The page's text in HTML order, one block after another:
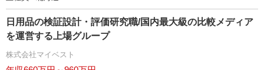
日用品の検証設計・評価研究職/国内最大級の比較メディア
を運営する上場グループ
株式会社マイベスト